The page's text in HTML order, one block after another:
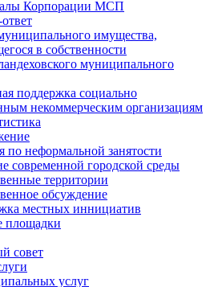
Корпорации МСП
имущества,
в собственности
муниципального
поддержка социально
некоммерческим организациям
по неформальной занятости
современной городской среды
территории
обсуждение
местных иннициатив
площадки
совет
услуг